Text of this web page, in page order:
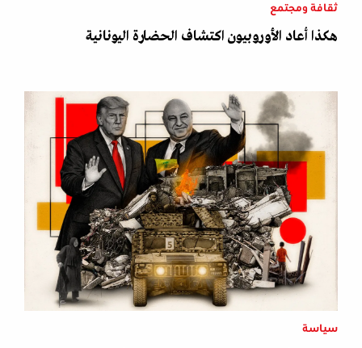
ثقافة ومجتمع
هكذا أعاد الأوروبيون اكتشاف الحضارة اليونانية
سياسة